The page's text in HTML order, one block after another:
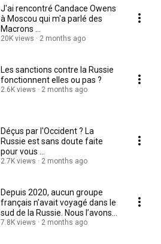
J'ai rencontré Candace Owens
à Moscou qui m'a parlé des
Macrons ...
20K views 2 months ago
Les sanctions contre la Russie
fonctionnent elles ou pas ?
2.6K views 2 months ago
Déçus par l'Occident ? La
Russie est sans doute faite
pour vous ...
2.7K views 2 months ago
Depuis 2020, aucun groupe
français n’avait voyagé dans le
sud de la Russie. Nous l’avons
fait !
7.8K views 2 months ago